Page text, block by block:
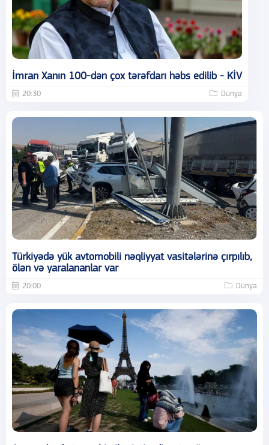
İmran Xanın 100-dən çox tərəfdarı həbs edilib - KİV
20:30 Dünya
Türkiyədə yük avtomobili nəqliyyat vasitələrinə çırpılıb,
ölən və yaralananlar var
20:00 Dünya